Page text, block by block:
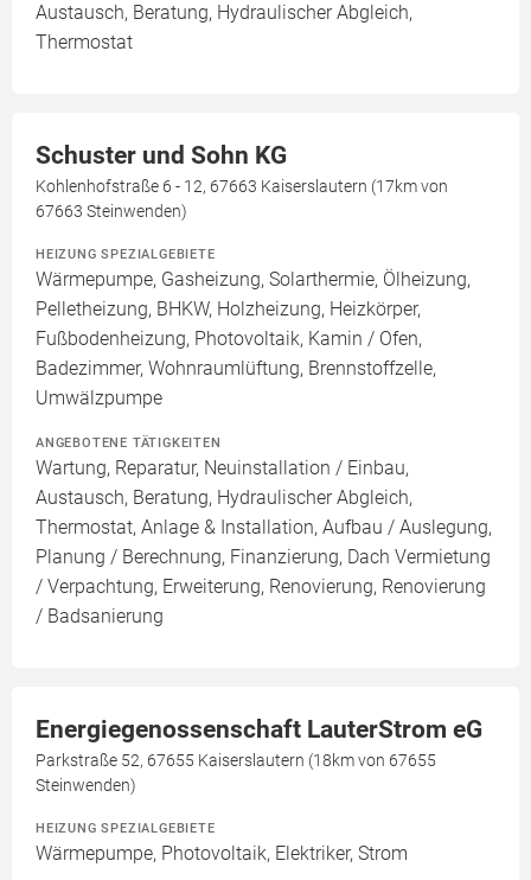
Austausch, Beratung, Hydraulischer Abgleich,
Thermostat
Schuster und Sohn KG
Kohlenhofstraße 6 - 12, 67663 Kaiserslautern (17km von
67663 Steinwenden)
HEIZUNG SPEZIALGEBIETE
Wärmepumpe, Gasheizung, Solarthermie, Ölheizung,
Pelletheizung, BHKW, Holzheizung, Heizkörper,
Fußbodenheizung, Photovoltaik, Kamin / Ofen,
Badezimmer, Wohnraumlüftung, Brennstoffzelle,
Umwälzpumpe
ANGEBOTENE TÄTIGKEITEN
Wartung, Reparatur, Neuinstallation / Einbau,
Austausch, Beratung, Hydraulischer Abgleich,
Thermostat, Anlage & Installation, Aufbau / Auslegung,
Planung / Berechnung, Finanzierung, Dach Vermietung
/ Verpachtung, Erweiterung, Renovierung, Renovierung
/ Badsanierung
Energiegenossenschaft LauterStrom eG
Parkstraße 52, 67655 Kaiserslautern (18km von 67655
Steinwenden)
HEIZUNG SPEZIALGEBIETE
Wärmepumpe, Photovoltaik, Elektriker, Strom